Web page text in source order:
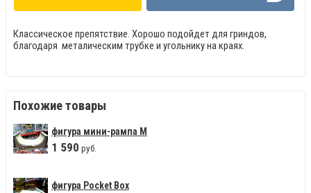
Похожие товары
фигура мини-рампа М
1 590 руб.
фигура Pocket Box
Классическое препятствие. Хорошо подойдет для гриндов,
благодаря металическим трубке и угольнику на краях.